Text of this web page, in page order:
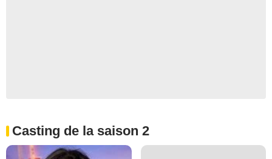
Casting de la saison 2